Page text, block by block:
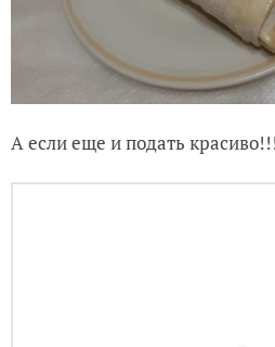
Достали. И уже слюнки текут))